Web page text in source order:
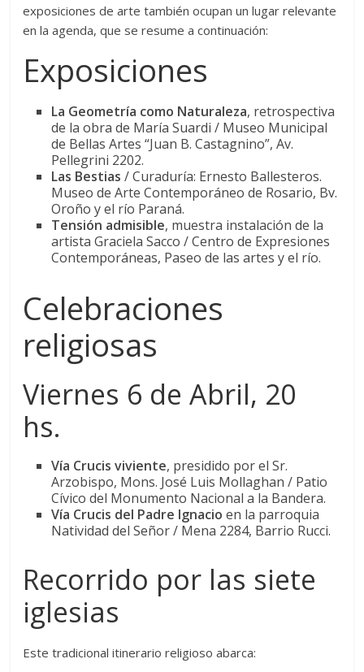
exposiciones de arte también ocupan un lugar relevante
en la agenda, que se resume a continuación:
Exposiciones
La Geometría como Naturaleza, retrospectiva
de la obra de María Suardi / Museo Municipal
de Bellas Artes “Juan B. Castagnino”, Av.
Pellegrini 2202.
Las Bestias / Curaduría: Ernesto Ballesteros.
Museo de Arte Contemporáneo de Rosario, Bv.
Oroño y el río Paraná.
Tensión admisible, muestra instalación de la
artista Graciela Sacco / Centro de Expresiones
Contemporáneas, Paseo de las artes y el río.
Celebraciones
religiosas
Viernes 6 de Abril, 20
hs.
Vía Crucis viviente, presidido por el Sr.
Arzobispo, Mons. José Luis Mollaghan / Patio
Cívico del Monumento Nacional a la Bandera.
Vía Crucis del Padre Ignacio en la parroquia
Natividad del Señor / Mena 2284, Barrio Rucci.
Recorrido por las siete
iglesias
Este tradicional itinerario religioso abarca: